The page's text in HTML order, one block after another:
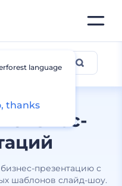
бизнес-
презентацию с
шаблонов слайд-шоу.
language
thanks